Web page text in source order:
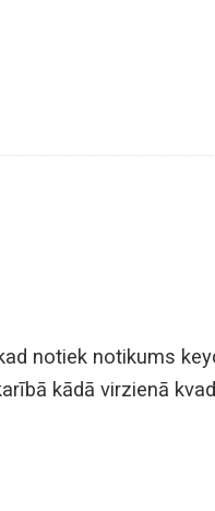
notiek notikums
kādā virzienā